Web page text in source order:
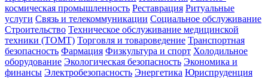
космическая промышленность Реставрация Ритуальные
услуги Связь и телекоммуникации Социальное обслуживание
Строительство Техническое обслуживание медицинской
техники (ТОМТ) Торговля и товароведение Транспортная
безопасность Фармация Физкультура и спорт Холодильное
оборудование Экологическая безопасность Экономика и
финансы Электробезопасность Энергетика Юриспруденция